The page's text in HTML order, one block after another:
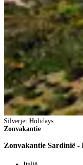
Silverjet Holidays
Zonvakantie
Zonvakantie Sardinië -